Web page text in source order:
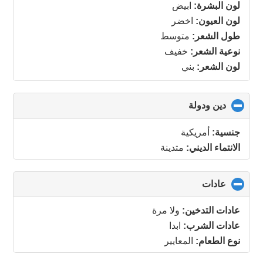
لون البشرة: ابيض
لون العيون: اخضر
طول الشعر: متوسط
نوعية الشعر: خفيف
لون الشعر: بني
دين ودولة
to
collapse
جنسية: أمريكية
الانتماء الديني: متدينة
عادات
to
collapse
contents
عادات التدخين: ولا مرة
عادات الشرب: ابدا
نوع الطعام: المعايير